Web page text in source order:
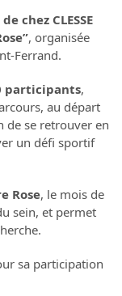
chez CLESSE
, organisée
Ferrand.
participants,
au départ
de se retrouver en
un défi sportif
Rose, le mois de
sein, et permet
sa participation